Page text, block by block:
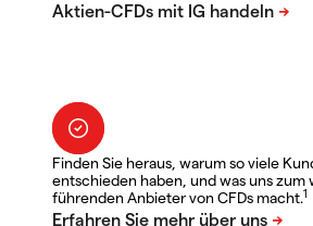
Finden Sie heraus, warum so viele
entschieden haben, und was uns zum
führenden Anbieter von CFDs macht.1